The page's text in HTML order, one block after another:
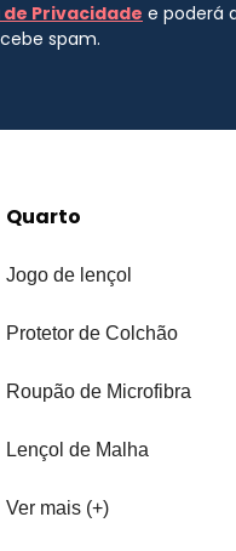
Privacidade e poderá
spam.
Quarto
Jogo de lençol
Protetor de Colchão
Roupão de Microfibra
Lençol de Malha
Ver mais (+)